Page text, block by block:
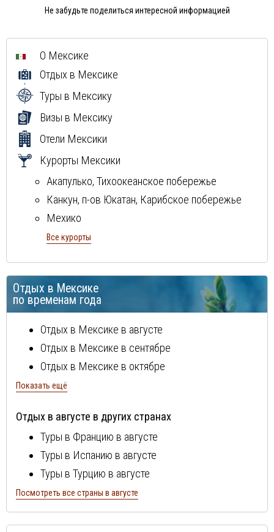
Не забудьте поделиться интересной информацией
О Мексике
Отдых в Мексике
Туры в Мексику
Визы в Мексику
Отели Мексики
Курорты Мексики
Акапулько, Тихоокеанское побережье
Канкун, п-ов Юкатан, Карибское побережье
Мехико
Ривьера Майя, п-ов Юкатан, Карибское
Все курорты
Отдых в Мексике
по временам года
Отдых в Мексике в августе
Отдых в Мексике в сентябре
Отдых в Мексике в октябре
Отдых в Мексике в ноябре
Отдых в Мексике в январе
Отдых в Мексике в феврале
Отдых в Мексике в марте
Отдых в Мексике в апреле
Отдых в Мексике в мае
Отдых в Мексике в июне
Показать ещё
Отдых в августе в других странах
Туры в Францию в августе
Туры в Испанию в августе
Туры в Турцию в августе
Туры в Болгарию в августе
Туры в Португалию в августе
Туры в Италию в августе
Посмотреть все страны в августе